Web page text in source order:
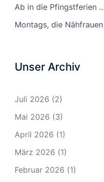
Ab in die Pfingstferien
Montags, die
Unser Archiv
Juli 2026 (2)
Mai 2026 (3)
April 2026 (1)
März 2026 (1)
Februar 2026 (1)